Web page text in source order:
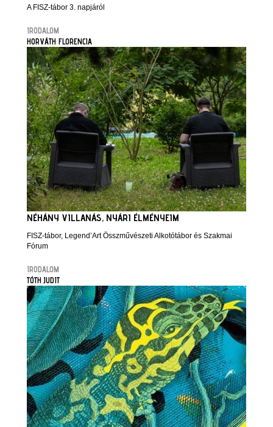
A FISZ-tábor 3. napjáról
IRODALOM
HORVÁTH FLORENCIA
NÉHÁNY VILLANÁS, NYÁRI ÉLMÉNYEIM
FISZ-tábor, Legend’Art Összművészeti Alkotótábor és Szakmai
Fórum
IRODALOM
TÓTH JUDIT